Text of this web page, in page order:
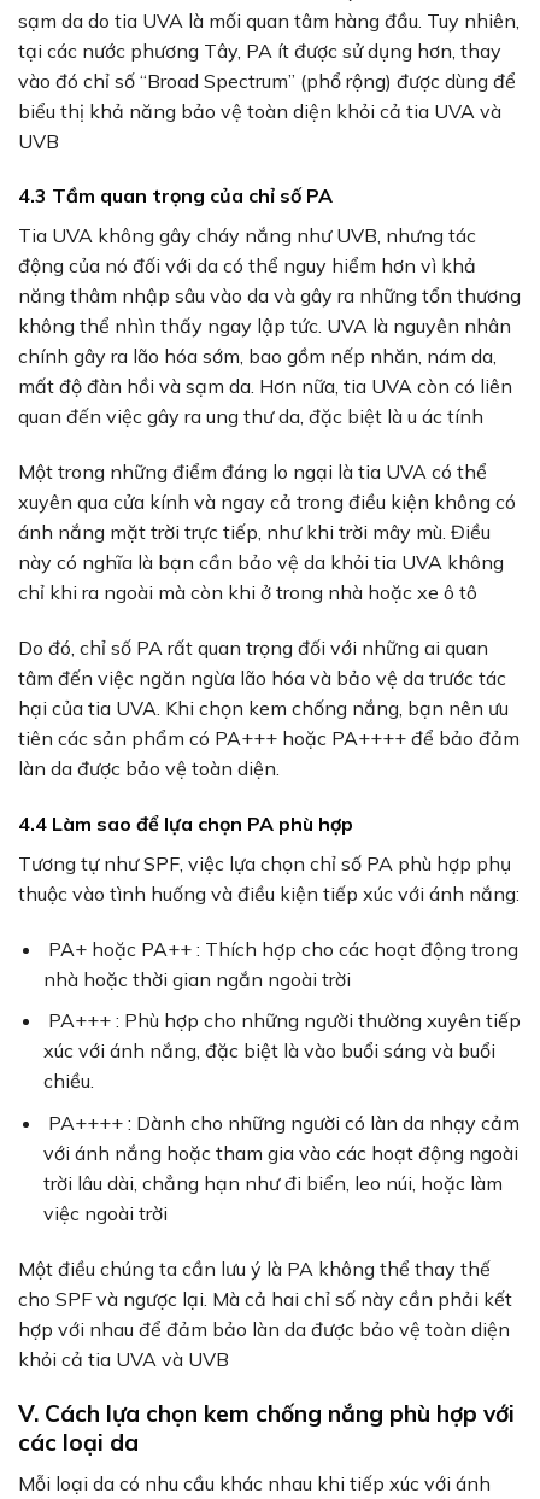
sạm da do tia UVA là mối quan tâm hàng đầu. Tuy nhiên,
tại các nước phương Tây, PA ít được sử dụng hơn, thay
vào đó chỉ số “Broad Spectrum” (phổ rộng) được dùng để
biểu thị khả năng bảo vệ toàn diện khỏi cả tia UVA và
UVB
4.3 Tầm quan trọng của chỉ số PA
Tia UVA không gây cháy nắng như UVB, nhưng tác
động của nó đối với da có thể nguy hiểm hơn vì khả
năng thâm nhập sâu vào da và gây ra những tổn thương
không thể nhìn thấy ngay lập tức. UVA là nguyên nhân
chính gây ra lão hóa sớm, bao gồm nếp nhăn, nám da,
mất độ đàn hồi và sạm da. Hơn nữa, tia UVA còn có liên
quan đến việc gây ra ung thư da, đặc biệt là u ác tính
Một trong những điểm đáng lo ngại là tia UVA có thể
xuyên qua cửa kính và ngay cả trong điều kiện không có
ánh nắng mặt trời trực tiếp, như khi trời mây mù. Điều
này có nghĩa là bạn cần bảo vệ da khỏi tia UVA không
chỉ khi ra ngoài mà còn khi ở trong nhà hoặc xe ô tô
Do đó, chỉ số PA rất quan trọng đối với những ai quan
tâm đến việc ngăn ngừa lão hóa và bảo vệ da trước tác
hại của tia UVA. Khi chọn kem chống nắng, bạn nên ưu
tiên các sản phẩm có PA+++ hoặc PA++++ để bảo đảm
làn da được bảo vệ toàn diện.
4.4 Làm sao để lựa chọn PA phù hợp
Tương tự như SPF, việc lựa chọn chỉ số PA phù hợp phụ
thuộc vào tình huống và điều kiện tiếp xúc với ánh nắng:
PA+ hoặc PA++ : Thích hợp cho các hoạt động trong
nhà hoặc thời gian ngắn ngoài trời
PA+++ : Phù hợp cho những người thường xuyên tiếp
xúc với ánh nắng, đặc biệt là vào buổi sáng và buổi
chiều.
PA++++ : Dành cho những người có làn da nhạy cảm
với ánh nắng hoặc tham gia vào các hoạt động ngoài
trời lâu dài, chẳng hạn như đi biển, leo núi, hoặc làm
việc ngoài trời
Một điều chúng ta cần lưu ý là PA không thể thay thế
cho SPF và ngược lại. Mà cả hai chỉ số này cần phải kết
hợp với nhau để đảm bảo làn da được bảo vệ toàn diện
khỏi cả tia UVA và UVB
V. Cách lựa chọn kem chống nắng phù hợp với
các loại da
Mỗi loại da có nhu cầu khác nhau khi tiếp xúc với ánh